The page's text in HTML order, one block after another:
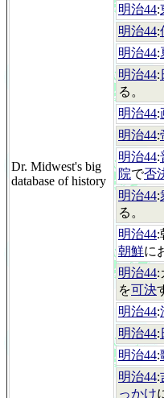
Dr. Midwest's big
database of history
明治44:
明治44:
明治44:
明治44:
る。
明治44:
明治44:
明治44:
院で否
明治44:
る。
明治44:
朝鮮に
明治44:
を可決
明治44:
明治44:
明治44:
明治44:
っかけ